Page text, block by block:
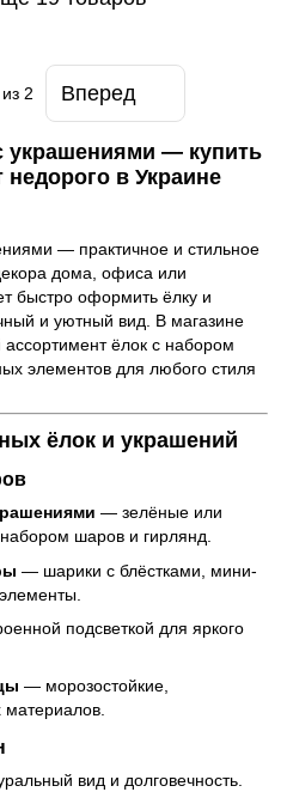
2 Вперед
украшениями — купить
недорого в Украине
— практичное и стильное
дома, офиса или
быстро оформить ёлку и
и уютный вид. В магазине
ёлок с набором
элементов для любого стиля
ёлок и украшений
— зелёные или
шаров и гирлянд.
— шарики с блёстками, мини-
подсветкой для яркого
— морозостойкие,
материалов.
вид и долговечность.